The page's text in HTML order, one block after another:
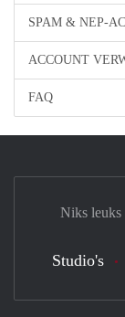
SPAM & NEP-
ACCOUNT
FAQ
Niks leuks
Studio's